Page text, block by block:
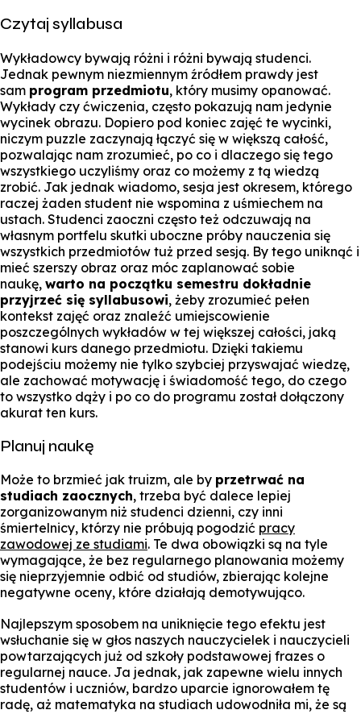
Czytaj syllabusa
Wykładowcy bywają różni i różni bywają studenci.
Jednak pewnym niezmiennym źródłem prawdy jest
sam program przedmiotu, który musimy opanować.
Wykłady czy ćwiczenia, często pokazują nam jedynie
wycinek obrazu. Dopiero pod koniec zajęć te wycinki,
niczym puzzle zaczynają łączyć się w większą całość,
pozwalając nam zrozumieć, po co i dlaczego się tego
wszystkiego uczyliśmy oraz co możemy z tą wiedzą
zrobić. Jak jednak wiadomo, sesja jest okresem, którego
raczej żaden student nie wspomina z uśmiechem na
ustach. Studenci zaoczni często też odczuwają na
własnym portfelu skutki uboczne próby nauczenia się
wszystkich przedmiotów tuż przed sesją. By tego uniknąć i
mieć szerszy obraz oraz móc zaplanować sobie
naukę, warto na początku semestru dokładnie
przyjrzeć się syllabusowi, żeby zrozumieć pełen
kontekst zajęć oraz znaleźć umiejscowienie
poszczególnych wykładów w tej większej całości, jaką
stanowi kurs danego przedmiotu. Dzięki takiemu
podejściu możemy nie tylko szybciej przyswajać wiedzę,
ale zachować motywację i świadomość tego, do czego
to wszystko dąży i po co do programu został dołączony
akurat ten kurs.
Planuj naukę
Może to brzmieć jak truizm, ale by przetrwać na
studiach zaocznych, trzeba być dalece lepiej
zorganizowanym niż studenci dzienni, czy inni
śmiertelnicy, którzy nie próbują pogodzić pracy
zawodowej ze studiami. Te dwa obowiązki są na tyle
wymagające, że bez regularnego planowania możemy
się nieprzyjemnie odbić od studiów, zbierając kolejne
negatywne oceny, które działają demotywująco.
Najlepszym sposobem na uniknięcie tego efektu jest
wsłuchanie się w głos naszych nauczycielek i nauczycieli
powtarzających już od szkoły podstawowej frazes o
regularnej nauce. Ja jednak, jak zapewne wielu innych
studentów i uczniów, bardzo uparcie ignorowałem tę
radę, aż matematyka na studiach udowodniła mi, że są